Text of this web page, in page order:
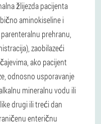
žlijezda pacijenta
aminokiseline i
prehranu,
zaobilazeći
ako pacijent
odnosno usporavanje
mineralnu vodu ili
drugi ili treći dan
enteričnu